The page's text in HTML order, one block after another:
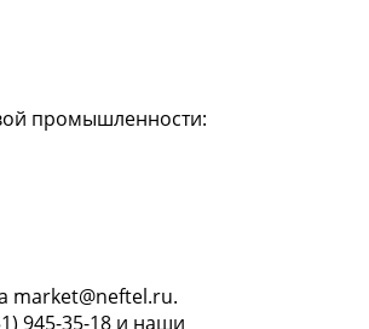
промышленности:
market@neftel.ru.
945-35-18 и наши